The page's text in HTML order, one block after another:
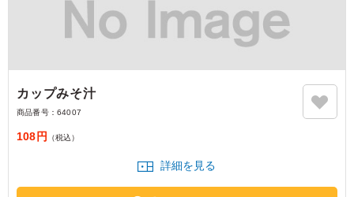
カップみそ汁
商品番号： 64007
108円 （税込）
詳細を見る